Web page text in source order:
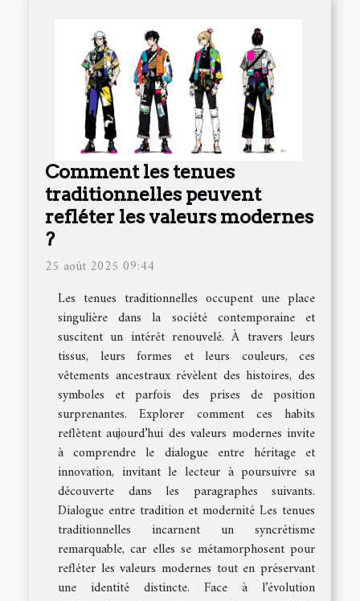
Comment les tenues
traditionnelles peuvent
refléter les valeurs modernes
?
25 août 2025 09:44
Les tenues traditionnelles occupent une place
singulière dans la société contemporaine et
suscitent un intérêt renouvelé. À travers leurs
tissus, leurs formes et leurs couleurs, ces
vêtements ancestraux révèlent des histoires, des
symboles et parfois des prises de position
surprenantes. Explorer comment ces habits
reflètent aujourd’hui des valeurs modernes invite
à comprendre le dialogue entre héritage et
innovation, invitant le lecteur à poursuivre sa
découverte dans les paragraphes suivants.
Dialogue entre tradition et modernité Les tenues
traditionnelles incarnent un syncrétisme
remarquable, car elles se métamorphosent pour
refléter les valeurs modernes tout en préservant
une identité distincte. Face à l’évolution